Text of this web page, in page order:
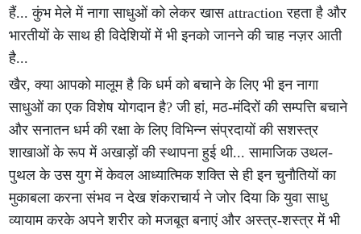
हैं... कुंभ मेले में नागा साधुओं को लेकर खास attraction रहता है और
भारतीयों के साथ ही विदेशियों में भी इनको जानने की चाह नज़र आती
है...
खैर, क्या आपको मालूम है कि धर्म को बचाने के लिए भी इन नागा
साधुओं का एक विशेष योगदान है? जी हां, मठ-मंदिरों की सम्पत्ति बचाने
और सनातन धर्म की रक्षा के लिए विभिन्न संप्रदायों की सशस्त्र
शाखाओं के रूप में अखाड़ों की स्थापना हुई थी... सामाजिक उथल-
पुथल के उस युग में केवल आध्यात्मिक शक्ति से ही इन चुनौतियों का
मुकाबला करना संभव न देख शंकराचार्य ने जोर दिया कि युवा साधु
व्यायाम करके अपने शरीर को मजबूत बनाएं और अस्त्र-शस्त्र में भी